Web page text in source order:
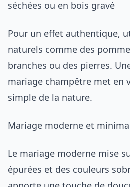
séchées ou en bois gravé
Pour un effet authentique,
naturels comme des
branches ou des pierres.
mariage champêtre met en
simple de la nature.
Mariage moderne et
Le mariage moderne mise
épurées et des couleurs